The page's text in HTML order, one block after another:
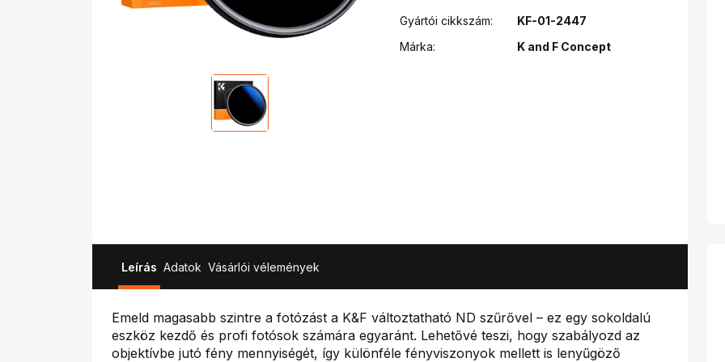
Gyártói cikkszám:
KF-01-2447
Márka:
K and F Concept
Leírás Adatok Vásárlói vélemények
Emeld magasabb szintre a fotózást a K&F változtatható ND szűrővel – ez egy sokoldalú
eszköz kezdő és profi fotósok számára egyaránt. Lehetővé teszi, hogy szabályozd az
objektívbe jutó fény mennyiségét, így különféle fényviszonyok mellett is lenyűgöző